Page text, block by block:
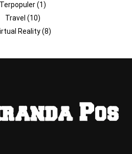
Terpopuler(1)
Travel (10)
Reality(8)